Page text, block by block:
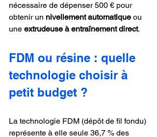
nécessaire de dépenser 500 € pour
obtenir un nivellement automatique ou
une extrudeuse à entraînement direct.
FDM ou résine : quelle
technologie choisir à
petit budget ?
La technologie FDM (dépôt de fil fondu)
représente à elle seule 36,7 % des